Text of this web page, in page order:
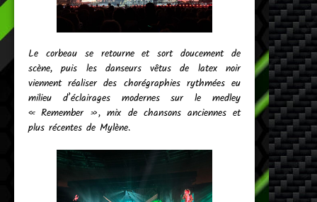
Le corbeau se retourne et sort doucement de
scène, puis les danseurs vêtus de latex noir
viennent réaliser des chorégraphies rythmées eu
milieu d’éclairages modernes sur le medley
« Remember », mix de chansons anciennes et
plus récentes de Mylène.